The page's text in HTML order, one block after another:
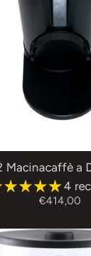
Macinacaffè a
4
€414,00